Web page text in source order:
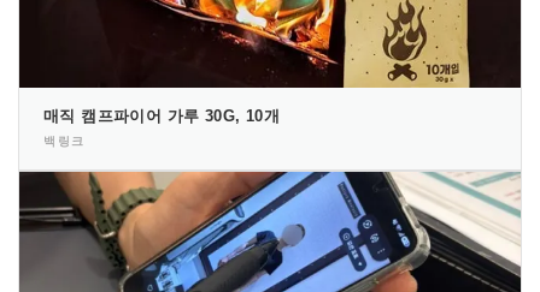
매직 캠프파이어 가루 30G, 10개
백링크